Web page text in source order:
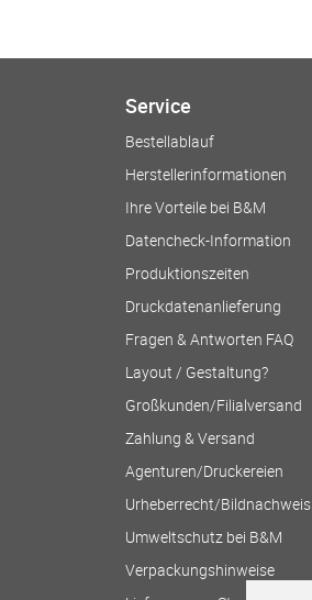
Service
Bestellablauf
Herstellerinformationen
Ihre Vorteile bei B&M
Datencheck-Information
Produktionszeiten
Druckdatenanlieferung
Fragen & Antworten FAQ
Layout / Gestaltung?
Großkunden/Filialversand
Zahlung & Versand
Agenturen/Druckereien
Urheberrecht/Bildnachweis
Umweltschutz bei B&M
Verpackungshinweise